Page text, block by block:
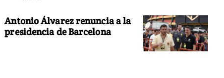
Antonio Álvarez renuncia a la
presidencia de Barcelona